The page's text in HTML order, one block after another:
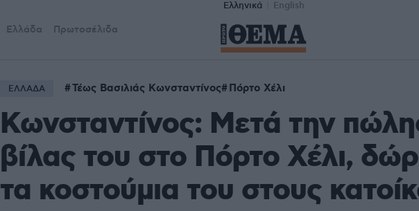
Ελληνικά English
Ελλάδα Πρωτοσέλιδα
ΕΛΛΑΔΑ Τέως Βασιλιάς Κωνσταντίνος Πόρτο Χέλι
Κωνσταντίνος: Μετά την
βίλας του στο Πόρτο Χέλι,
τα κοστούμια του στους